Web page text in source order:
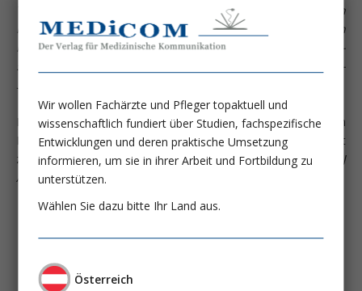
Turkowski-Duhem A, Transplantation 80:903-909, 2005; Shah
N, Transplantation 81:1112-1118, 2006; Rigatto C, Semin
Nephrol 26:307-312, 2006; Afzali B, Am J Kidney Dis 48:519-
536, 2006; Imoagene-Oyedeji AE, J Am Soc Nephrol 17:3240-
3247, 2006; Kamar N, Transplantation 85:1120-1124, 2008
Faktoren, die das Ausmaß der Anämie nach
Nierentransplantation bestimmen, lassen sich wie folgt
zusammenfassen (modifiziert nachWinkelmayer WC, Clin J
Am Soc Nephrol 3[Suppl 2]:S49-S55, 2008
Alter von Nierenspender und Nierenempfänger
- Akute Abstoßung
- Chronisches Transplantatversagen
Wir wollen Fachärzte und Pfleger topaktuell und
wissenschaftlich fundiert über Studien, fachspezifische
Entwicklungen und deren praktische Umsetzung
informieren, um sie in ihrer Arbeit und Fortbildung zu
unterstützen.
Wählen Sie dazu bitte Ihr Land aus.
Österreich